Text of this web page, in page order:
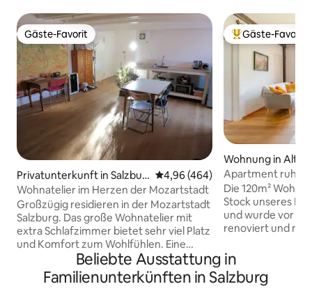
Gäste-Favorit
Gäste-Favorit
Privatunterkunft in Salzbur
g
Durchschnittliche Bewertung:
4,96 (464)
Wohnatelier im Herzen der Mozartstadt
Großzügig residieren in der Mozartstadt
Salzburg. Das große Wohnatelier mit
extra Schlafzimmer bietet sehr viel Platz
und Komfort zum Wohlfühlen. Eine
ruhige Insel in der Nähe zur Altstadt.
Genießen Sie das reichhaltige
Kulturangebot direkt vor ihrer Türe! Die
Beliebter Gäste-
Gäste-Favorit
Wohnung in
Apartment ruhig
wunderbare
Die 120m²
Stock unseres
und wurde vor
renoviert und
über 3
Waschbecken im
(einmal Bad/WC,
Beliebte Ausstattung in
Familienunterkünften in Salzburg